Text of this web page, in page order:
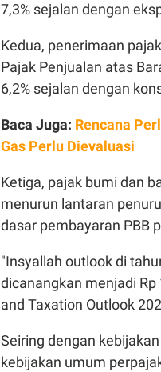
7,3% sejalan dengan
Kedua, penerimaan
Pajak Penjualan atas
6,2% sejalan dengan
Baca Juga: Rencana
Gas Perlu Dievaluasi
Ketiga, pajak bumi dan
menurun lantaran
dasar pembayaran PBB
"Insyallah outlook di
dicanangkan menjadi
and Taxation Outlook
Seiring dengan
kebijakan umum